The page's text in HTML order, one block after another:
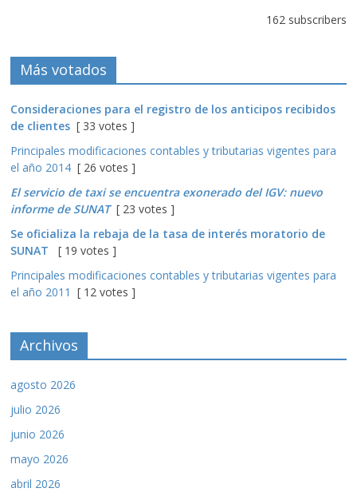
162 subscribers
Más votados
Consideraciones para el registro de los anticipos recibidos
de clientes [ 33 votes ]
Principales modificaciones contables y tributarias vigentes para
el año 2014 [ 26 votes ]
El servicio de taxi se encuentra exonerado del IGV: nuevo
informe de SUNAT[ 23 votes ]
Se oficializa la rebaja de la tasa de interés moratorio de
SUNAT
[ 19 votes ]
Principales modificaciones contables y tributarias vigentes para
el año 2011 [ 12 votes ]
Archivos
agosto 2026
julio 2026
junio 2026
mayo 2026
abril 2026